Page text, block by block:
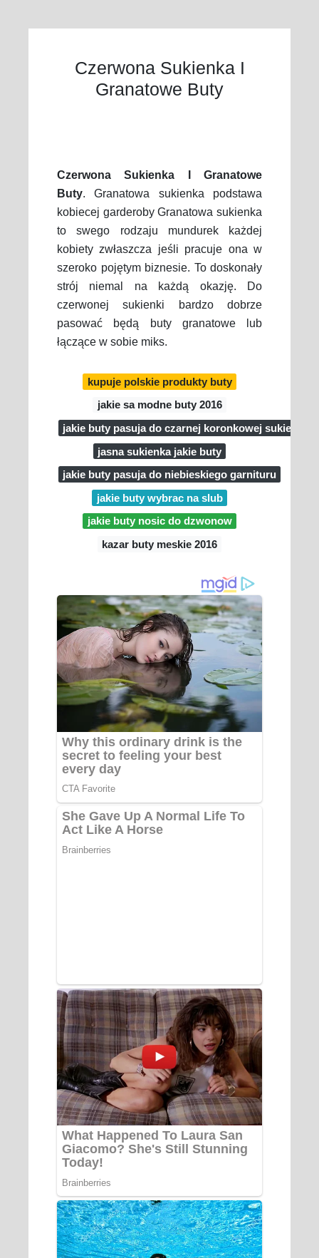
Czerwona Sukienka I
Granatowe Buty
Czerwona Sukienka I Granatowe
Buty. Granatowa sukienka podstawa
kobiecej garderoby Granatowa sukienka
to swego rodzaju mundurek każdej
kobiety zwłaszcza jeśli pracuje ona w
szeroko pojętym biznesie. To doskonały
strój niemal na każdą okazję. Do
czerwonej sukienki bardzo dobrze
pasować będą buty granatowe lub
łączące w sobie miks.
kupuje polskie produkty buty
jakie sa modne buty 2016
jakie buty pasuja do czarnej koronkowej sukienki
jasna sukienka jakie buty
jakie buty pasuja do niebieskiego garnituru
jakie buty wybrac na slub
jakie buty nosic do dzwonow
kazar buty meskie 2016